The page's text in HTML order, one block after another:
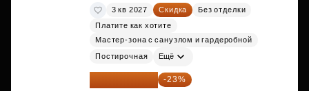
3 кв 2027 Скидка
Без отделки
Платите как хотите
Мастер-зона с санузлом и гардеробной
Постирочная Ещё
29 792 417 ₽ -23%